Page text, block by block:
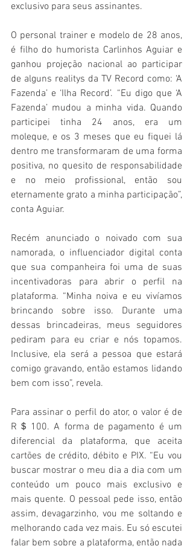
exclusivo para seus assinantes.
O personal trainer e modelo de 28 anos,
é filho do humorista Carlinhos Aguiar e
ganhou projeção nacional ao participar
de alguns realitys da TV Record como: ‘A
Fazenda’ e ‘Ilha Record’. “Eu digo que ‘A
Fazenda’ mudou a minha vida. Quando
participei tinha 24 anos, era um
moleque, e os 3 meses que eu fiquei lá
dentro me transformaram de uma forma
positiva, no quesito de responsabilidade
e no meio profissional, então sou
eternamente grato a minha participação”,
conta Aguiar.
Recém anunciado o noivado com sua
namorada, o influenciador digital conta
que sua companheira foi uma de suas
incentivadoras para abrir o perfil na
plataforma. “Minha noiva e eu vivíamos
brincando sobre isso. Durante uma
dessas brincadeiras, meus seguidores
pediram para eu criar e nós topamos.
Inclusive, ela será a pessoa que estará
comigo gravando, então estamos lidando
bem com isso”, revela.
Para assinar o perfil do ator, o valor é de
R＄100. A forma de pagamento é um
diferencial da plataforma, que aceita
cartões de crédito, débito e PIX. “Eu vou
buscar mostrar o meu dia a dia com um
conteúdo um pouco mais exclusivo e
mais quente. O pessoal pede isso, então
assim, devagarzinho, vou me soltando e
melhorando cada vez mais. Eu só escutei
falar bem sobre a plataforma, então nada